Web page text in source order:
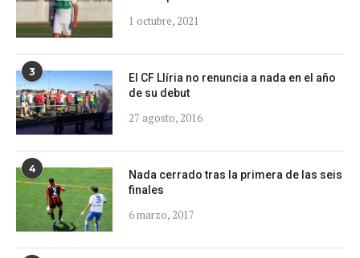
1 octubre, 2021
3
El CF Llíria no renuncia a nada en el año
de su debut
27 agosto, 2016
4
Nada cerrado tras la primera de las seis
finales
6 marzo, 2017